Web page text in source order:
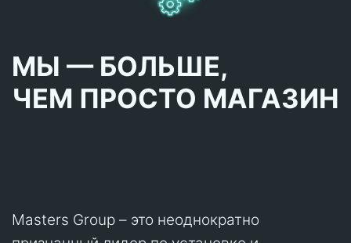
МЫ — БОЛЬШЕ,
ЧЕМ ПРОСТО МАГАЗИН
Masters Group – это неоднократно